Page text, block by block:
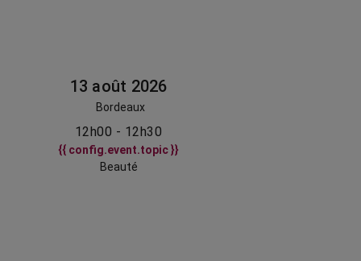
13 août 2026
Bordeaux
12h00 - 12h30
{{ config.event.topic }}
Beauté